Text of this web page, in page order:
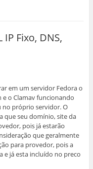
Fixo, DNS,
em um servidor Fedora o
e o Clamav funcionando
no próprio servidor. O
que seu domínio, site da
pois já estarão
que geralmente
para provedor, pois a
e já esta incluído no preco